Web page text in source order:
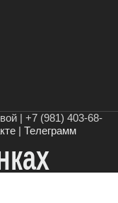
| +7 (981) 403-68-
| Телеграмм